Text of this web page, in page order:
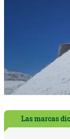
Las marcas